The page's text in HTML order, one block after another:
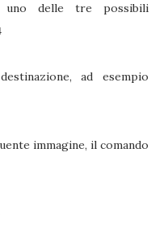
delle tre possibili
ad esempio
immagine, il comando